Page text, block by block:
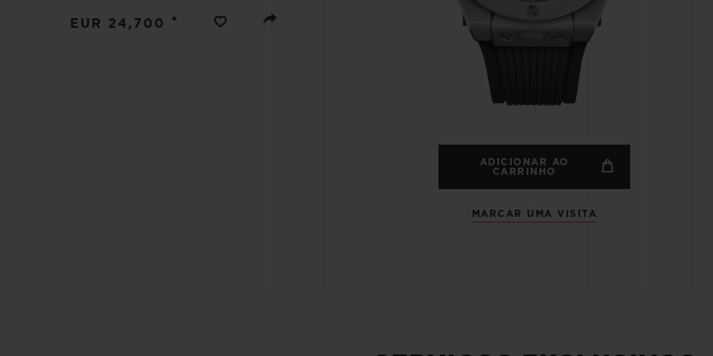
EUR 24,700 •
ADICIONAR AO
CARRINHO
MARCAR UMA VISITA
BIG BANG BIG BANG
PEACH CERAMIC
ENTREGA PROGRAMADA ENTREGA E